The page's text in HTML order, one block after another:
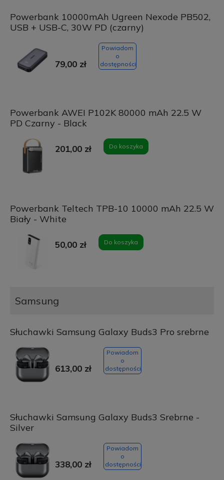
Powerbank 10000mAh Ugreen Nexode PB502,
USB + USB-C, 30W PD (czarny)
79,00 zł
Powiadom
o
dostępności
Powerbank AWEI P102K 80000 mAh 22.5 W
PD Czarny - Black
201,00 zł Do koszyka
Powerbank Teltech TPB-10 10000 mAh 22.5 W
Biały - White
50,00 zł Do koszyka
Samsung
Słuchawki Samsung Galaxy Buds3 Pro srebrne
613,00 zł
Powiadom
o
dostępności
Słuchawki Samsung Galaxy Buds3 Srebrne -
Silver
338,00 zł
Powiadom
o
dostępności